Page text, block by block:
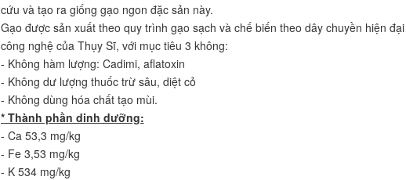
cứu và tạo ra giống gạo ngon đặc sản này.
Gạo được sản xuất theo quy trình gạo sạch và chế biến theo dây chuyền hiện
công nghệ của Thụy Sĩ, với mục tiêu 3 không:
- Không hàm lượng: Cadimi, aflatoxin
- Không dư lượng thuốc trừ sâu, diệt cỏ
- Không dùng hóa chất tạo mùi.
* Thành phần dinh dưỡng:
- Ca 53,3 mg/kg
- Fe 3,53 mg/kg
- K 534 mg/kg